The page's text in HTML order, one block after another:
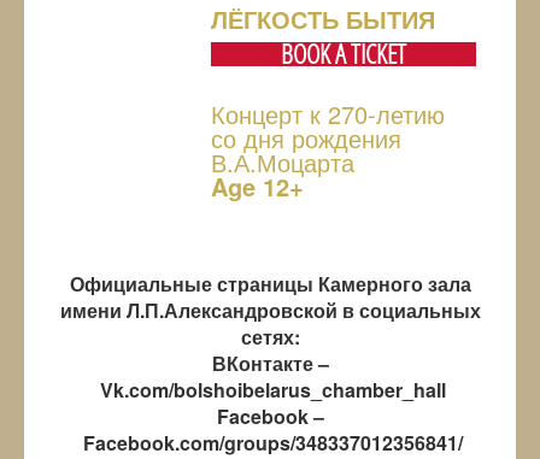
ЛЁГКОСТЬ БЫТИЯ
BOOK A TICKET
Концерт к 270-летию
со дня рождения
В.А.Моцарта
Age 12+
Официальные страницы Камерного зала
имени Л.П.Александровской в социальных
сетях:
ВКонтакте –
Vk.com/bolshoibelarus_chamber_hall
Facebook –
Facebook.com/groups/348337012356841/